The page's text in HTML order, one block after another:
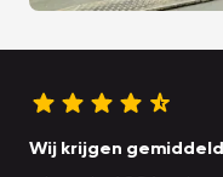
Wij krijgen